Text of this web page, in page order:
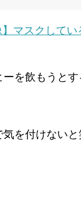
を飲もうと
を付けないと